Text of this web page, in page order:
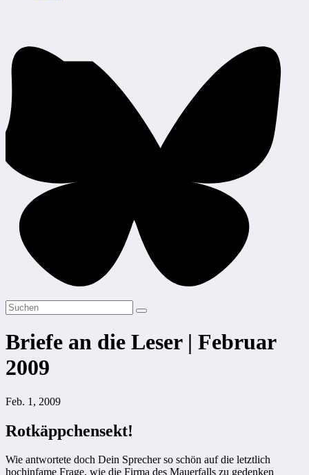
Briefe an die Leser | Februar
2009
Feb. 1, 2009
Rotkäppchensekt!
Wie antwortete doch Dein Sprecher so schön auf die letztlich
hochinfame Frage, wie die Firma des Mauerfalls zu gedenken